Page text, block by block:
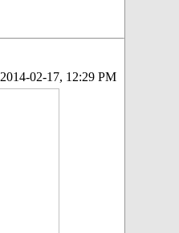
2014-02-17, 12:29 PM